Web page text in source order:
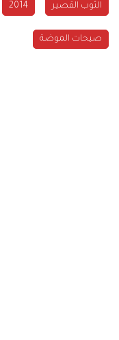
الثوب القصير 2014
صيحات الموضة